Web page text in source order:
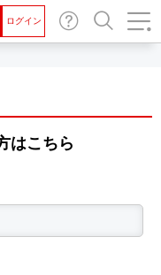
ログイン
はこちら